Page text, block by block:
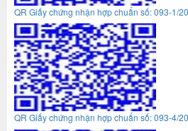
QR Giấy chứng nhận hợp chuẩn số: 093-1/
QR Giấy chứng nhận hợp chuẩn số: 093-4/